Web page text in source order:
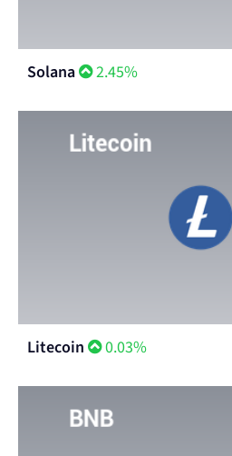
Solana 2.45%
Litecoin 0.03%